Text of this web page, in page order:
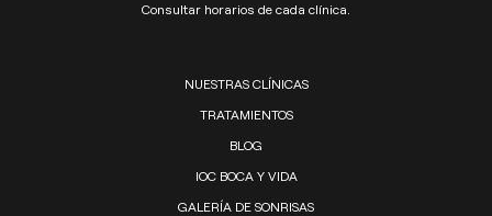
Consultar horarios de cada clínica.
NUESTRAS CLÍNICAS
TRATAMIENTOS
BLOG
IOC BOCA Y VIDA
GALERÍA DE SONRISAS